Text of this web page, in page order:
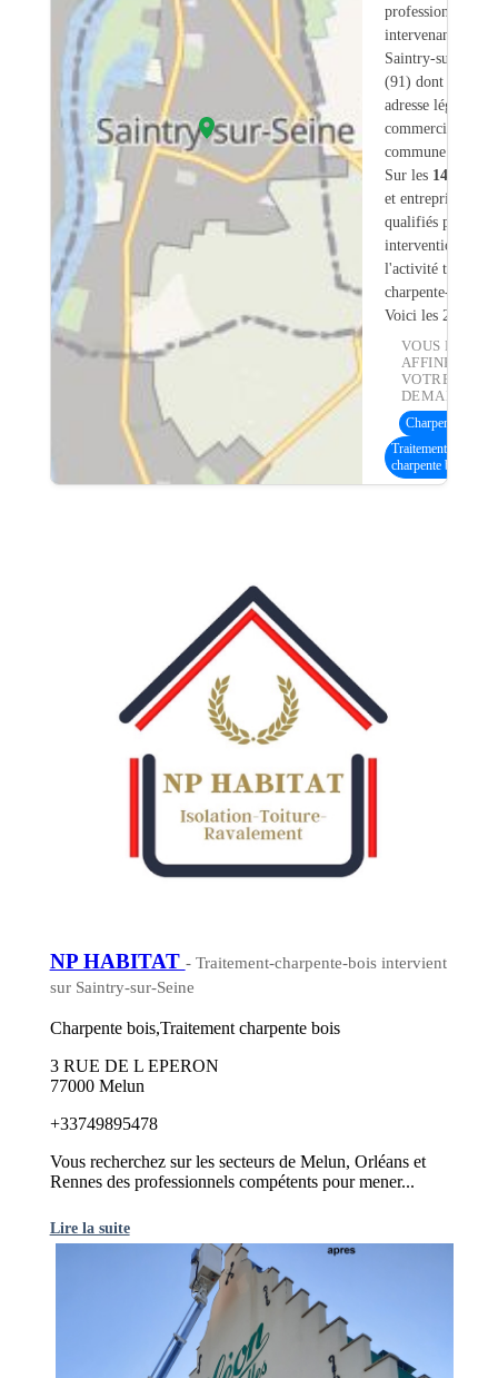
professionnels
intervenant sur
Saintry-sur-Seine
(91) dont
adresse légale ou
commerciale
commune.
Sur les 149
et entreprises
qualifiés pour une
intervention sur
l'activité
charpente-bois.
Voici les 20
VOUS
AFFINER
VOTRE
DEMANDE :
Charpente bois
Traitement
charpente bois
NP HABITAT - Traitement-charpente-bois intervient
sur Saintry-sur-Seine
Charpente bois,Traitement charpente bois
3 RUE DE L EPERON
77000 Melun
+33749895478
Vous recherchez sur les secteurs de Melun, Orléans et
Rennes des professionnels compétents pour mener...
Lire la suite